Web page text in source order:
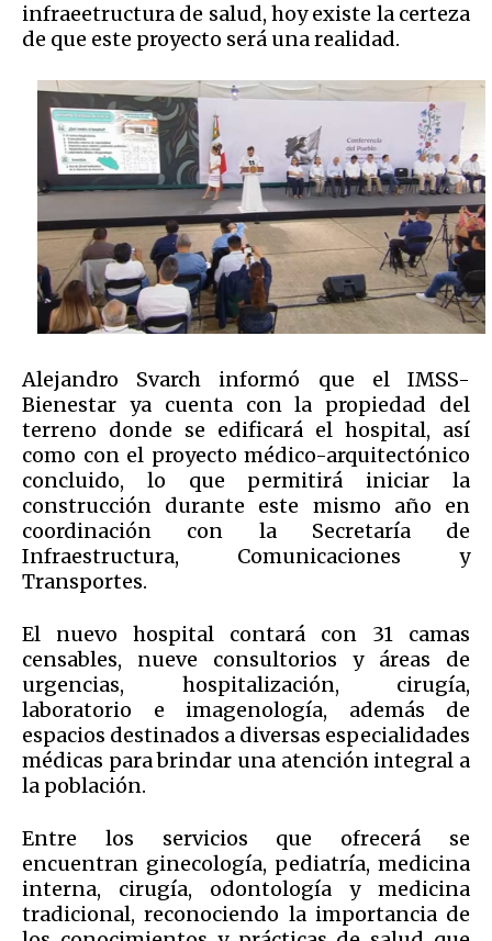
infraeetructura de salud, hoy existe la certeza
de que este proyecto será una realidad.
Alejandro Svarch informó que el IMSS-
Bienestar ya cuenta con la propiedad del
terreno donde se edificará el hospital, así
como con el proyecto médico-arquitectónico
concluido, lo que permitirá iniciar la
construcción durante este mismo año en
coordinación con la Secretaría de
Infraestructura, Comunicaciones y
Transportes.
El nuevo hospital contará con 31 camas
censables, nueve consultorios y áreas de
urgencias, hospitalización, cirugía,
laboratorio e imagenología, además de
espacios destinados a diversas especialidades
médicas para brindar una atención integral a
la población.
Entre los servicios que ofrecerá se
encuentran ginecología, pediatría, medicina
interna, cirugía, odontología y medicina
tradicional, reconociendo la importancia de